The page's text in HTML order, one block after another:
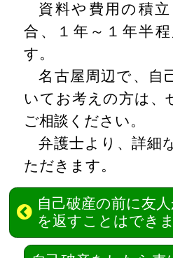
資料や費用の積
合、１年～１年半
す。
名古屋周辺で、自
いてお考えの方は、
ご相談ください。
弁護士より、詳細
ただきます。
自己破産の前に友
を返すことはでき